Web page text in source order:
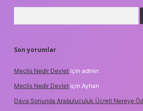
Son yorumlar
Meclis Nedir Devlet için admin
Meclis Nedir Devlet için Ayhan
Dava Sonunda Arabuluculuk Ücreti Nereye